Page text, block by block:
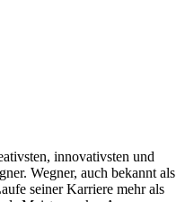
innovativsten und
Wegner, auch bekannt als
seiner Karriere mehr als